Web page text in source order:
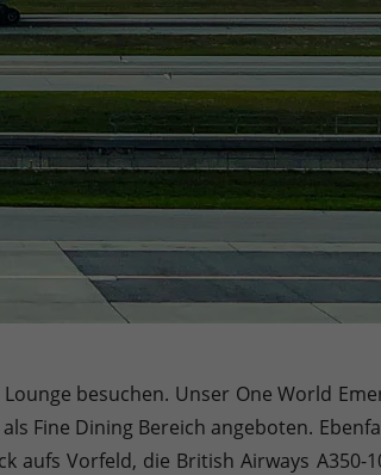
besuchen. Unser One World
Fine Dining Bereich angeboten.
aufs Vorfeld, die British Airways A350-